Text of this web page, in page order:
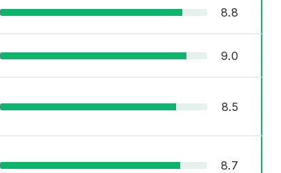
8.8
9.0
8.5
8.7